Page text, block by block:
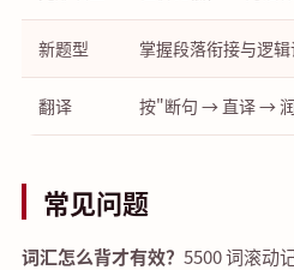
新题型 掌握段落衔接与逻
翻译 按"断句 → 直译 →
常见问题
词汇怎么背才有效？ 5500 词滚动